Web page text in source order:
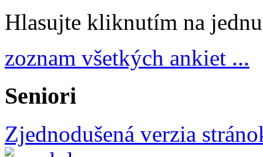
Hlasujte kliknutím na
zoznam všetkých ankiet ...
Seniori
Zjednodušená verzia